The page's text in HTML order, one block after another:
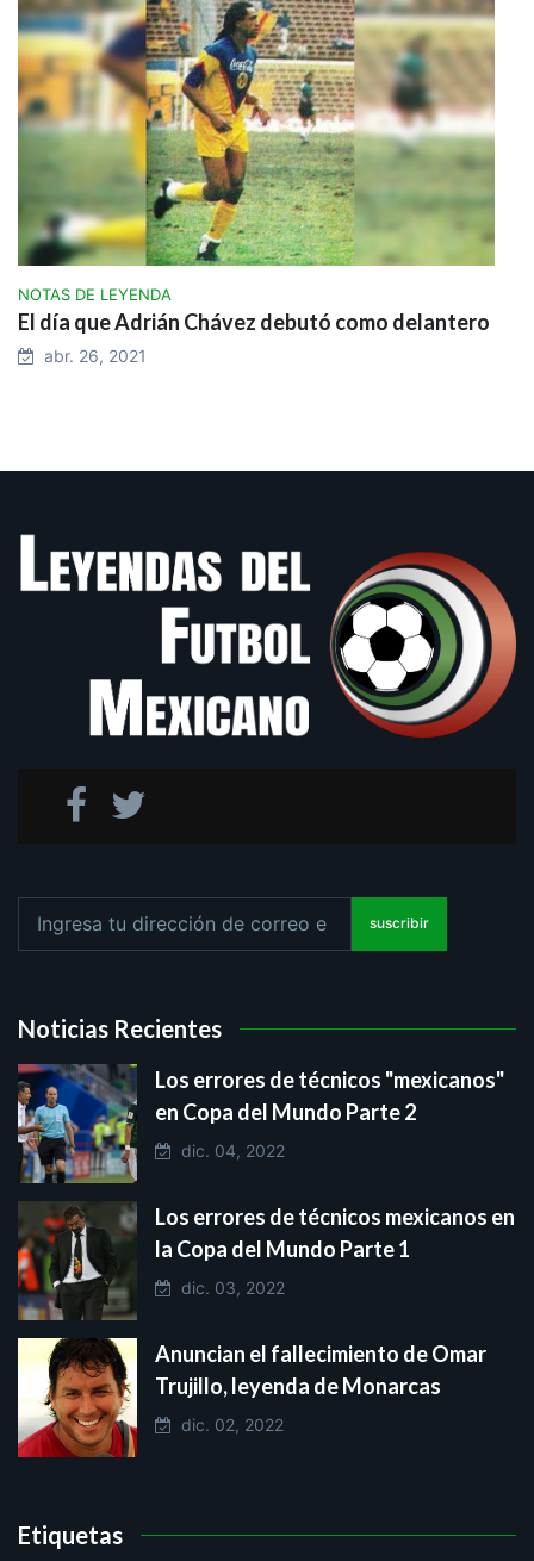
NOTAS DE LEYENDA
El día que Adrián Chávez debutó como delantero
abr. 26, 2021
suscribir
Noticias Recientes
Los errores de técnicos "mexicanos"
en Copa del Mundo Parte 2
dic. 04, 2022
Los errores de técnicos mexicanos en
la Copa del Mundo Parte 1
dic. 03, 2022
Anuncian el fallecimiento de Omar
Trujillo, leyenda de Monarcas
dic. 02, 2022
Etiquetas